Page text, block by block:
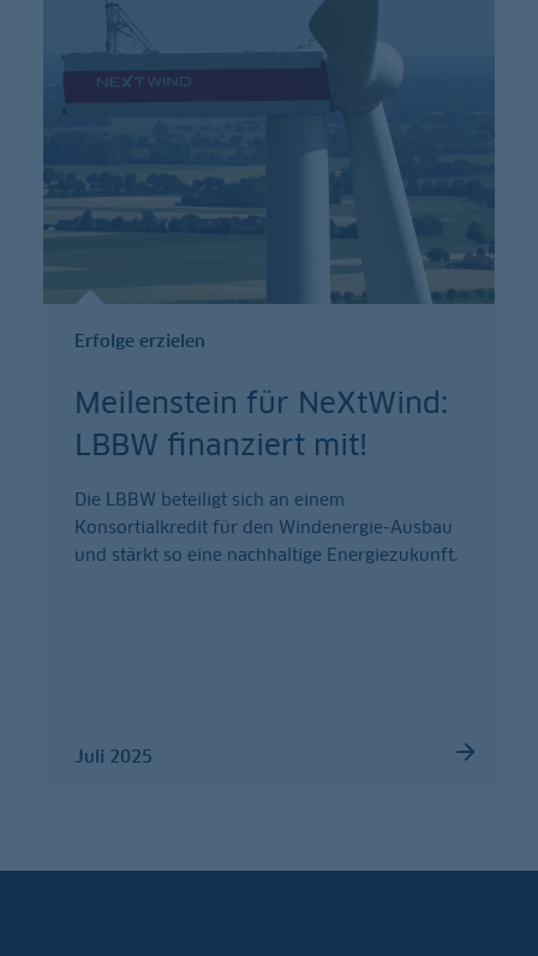
Erfolge erzielen
Meilenstein für NeXtWind:
LBBW finanziert mit!
Die LBBW beteiligt sich an einem
Konsortialkredit für den Windenergie-Ausbau
und stärkt so eine nachhaltige Energiezukunft.
Juli 2025